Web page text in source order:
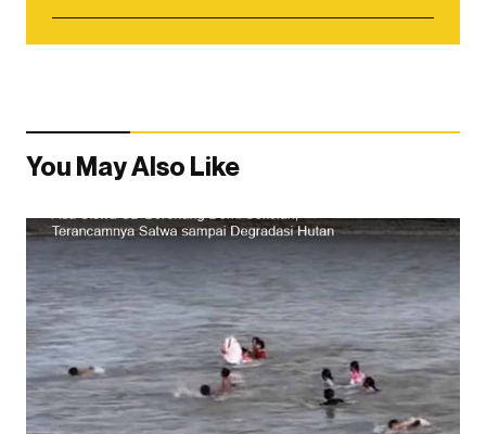
You May Also Like